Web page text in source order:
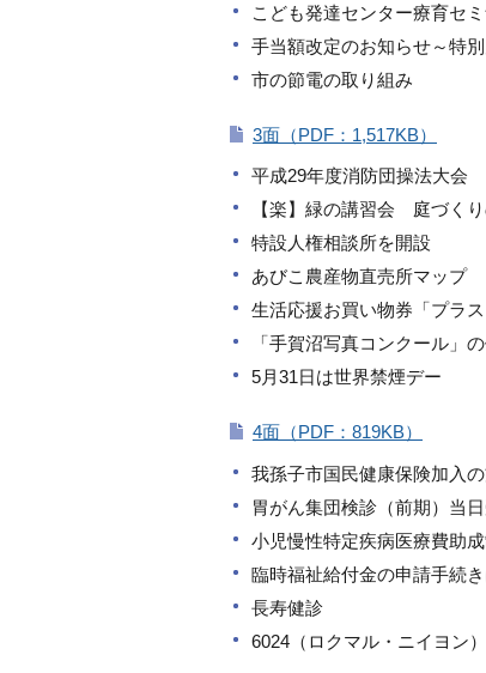
こども発達センター療育セ
手当額改定のお知らせ～特
市の節電の取り組み
3面（PDF：1,517KB）
平成29年度消防団操法大会
【楽】緑の講習会 庭づく
特設人権相談所を開設
あびこ農産物直売所マップ
生活応援お買い物券「プラス
「手賀沼写真コンクール」
5月31日は世界禁煙デー
4面（PDF：819KB）
我孫子市国民健康保険加入
胃がん集団検診（前期）当
小児慢性特定疾病医療費助
臨時福祉給付金の申請手続
長寿健診
6024（ロクマル・ニイヨン